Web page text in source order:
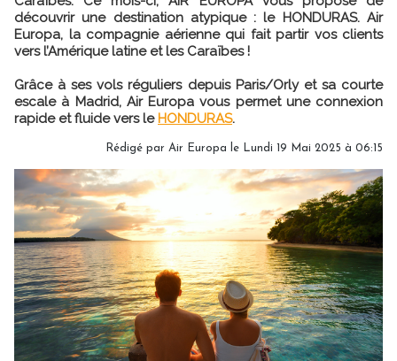
découvrir une destination atypique : le HONDURAS. Air
Europa, la compagnie aérienne qui fait partir vos clients
vers l’Amérique latine et les Caraïbes !
Grâce à ses vols réguliers depuis Paris/Orly et sa courte
escale à Madrid, Air Europa vous permet une connexion
rapide et fluide vers le HONDURAS.
Rédigé par Air Europa le Lundi 19 Mai 2025 à 06:15